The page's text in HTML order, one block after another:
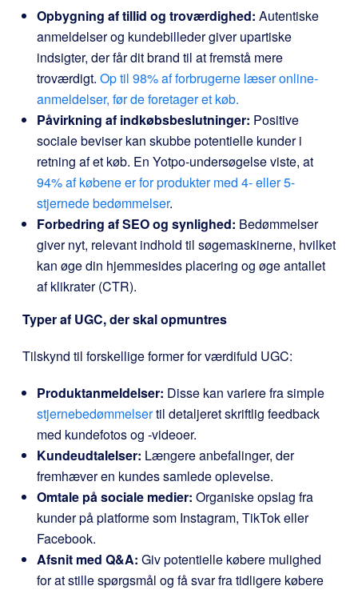
Opbygning af tillid og troværdighed: Autentiske
anmeldelser og kundebilleder giver upartiske
indsigter, der får dit brand til at fremstå mere
troværdigt. Op til 98% af forbrugerne læser online-
anmeldelser, før de foretager et køb.
Påvirkning af indkøbsbeslutninger: Positive
sociale beviser kan skubbe potentielle kunder i
retning af et køb. En Yotpo-undersøgelse viste, at
94% af købene er for produkter med 4- eller 5-
stjernede bedømmelser.
Forbedring af SEO og synlighed: Bedømmelser
giver nyt, relevant indhold til søgemaskinerne, hvilket
kan øge din hjemmesides placering og øge antallet
af klikrater (CTR).
Typer af UGC, der skal opmuntres
Tilskynd til forskellige former for værdifuld UGC:
Produktanmeldelser: Disse kan variere fra simple
stjernebedømmelsertil detaljeret skriftlig feedback
med kundefotos og -videoer.
Kundeudtalelser: Længere anbefalinger, der
fremhæver en kundes samlede oplevelse.
Omtale på sociale medier: Organiske opslag fra
kunder på platforme som Instagram, TikTok eller
Facebook.
Afsnit med Q&A: Giv potentielle købere mulighed
for at stille spørgsmål og få svar fra tidligere købere